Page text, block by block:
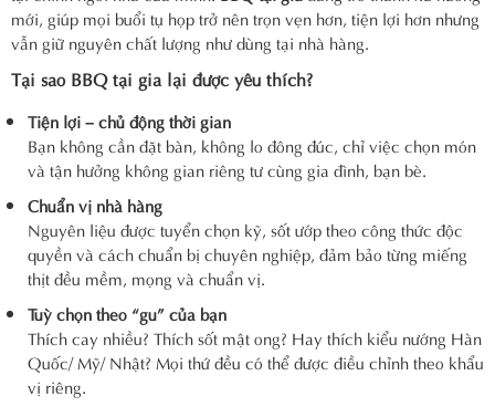
mới, giúp mọi buổi tụ họp trở nên trọn vẹn hơn, tiện lợi hơn nhưng
vẫn giữ nguyên chất lượng như dùng tại nhà hàng.
Tại sao BBQ tại gia lại được yêu thích?
Tiện lợi – chủ động thời gian
Bạn không cần đặt bàn, không lo đông đúc, chỉ việc chọn món
và tận hưởng không gian riêng tư cùng gia đình, bạn bè.
Chuẩn vị nhà hàng
Nguyên liệu được tuyển chọn kỹ, sốt ướp theo công thức độc
quyền và cách chuẩn bị chuyên nghiệp, đảm bảo từng miếng
thịt đều mềm, mọng và chuẩn vị.
Tuỳ chọn theo “gu” của bạn
Thích cay nhiều? Thích sốt mật ong? Hay thích kiểu nướng Hàn
Quốc/ Mỹ/ Nhật? Mọi thứ đều có thể được điều chỉnh theo khẩu
vị riêng.